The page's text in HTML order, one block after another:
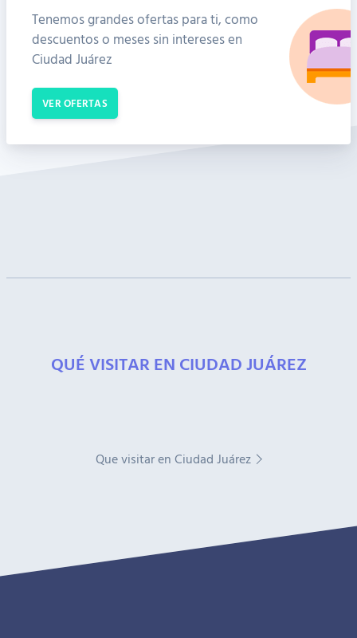
Tenemos grandes ofertas para ti, como
descuentos o meses sin intereses en
Ciudad Juárez
VER OFERTAS
QUÉ VISITAR EN CIUDAD JUÁREZ
Que visitar en Ciudad Juárez